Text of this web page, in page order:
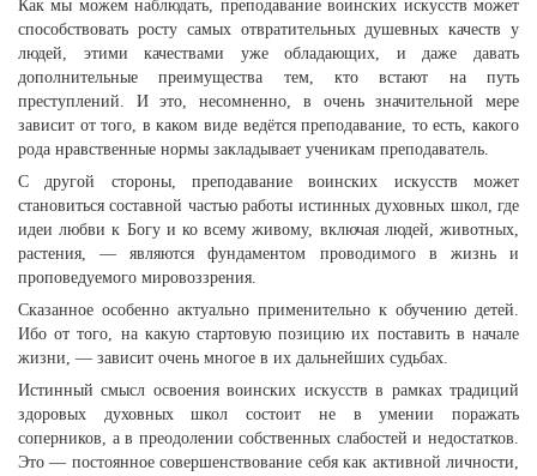
Как мы можем наблюдать, преподавание воинских искусств может
способствовать росту самых отвратительных душевных качеств у
людей, этими качествами уже обладающих, и даже давать
дополнительные преимущества тем, кто встают на путь
преступлений. И это, несомненно, в очень значительной мере
зависит от того, в каком виде ведётся преподавание, то есть, какого
рода нравственные нормы закладывает ученикам преподаватель.
С другой стороны, преподавание воинских искусств может
становиться составной частью работы истинных духовных школ, где
идеи любви к Богу и ко всему живому, включая людей, животных,
растения, — являются фундаментом проводимого в жизнь и
проповедуемого мировоззрения.
Сказанное особенно актуально применительно к обучению детей.
Ибо от того, на какую стартовую позицию их поставить в начале
жизни, — зависит очень многое в их дальнейших судьбах.
Истинный смысл освоения воинских искусств в рамках традиций
здоровых духовных школ состоит не в умении поражать
соперников, а в преодолении собственных слабостей и недостатков.
Это — постоянное совершенствование себя как активной личности,